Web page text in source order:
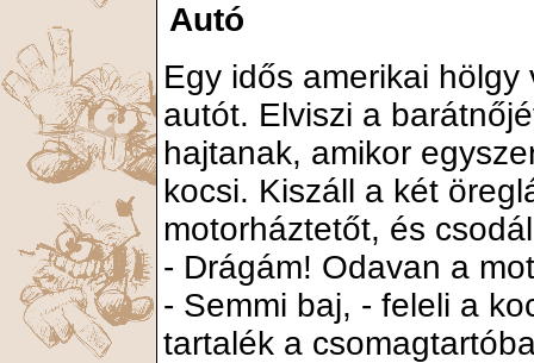
Autó
Egy idős amerikai
autót. Elviszi a
hajtanak, amikor
kocsi. Kiszáll a két
motorháztetőt, és
- Drágám! Odavan a
- Semmi baj, - feleli a
tartalék a